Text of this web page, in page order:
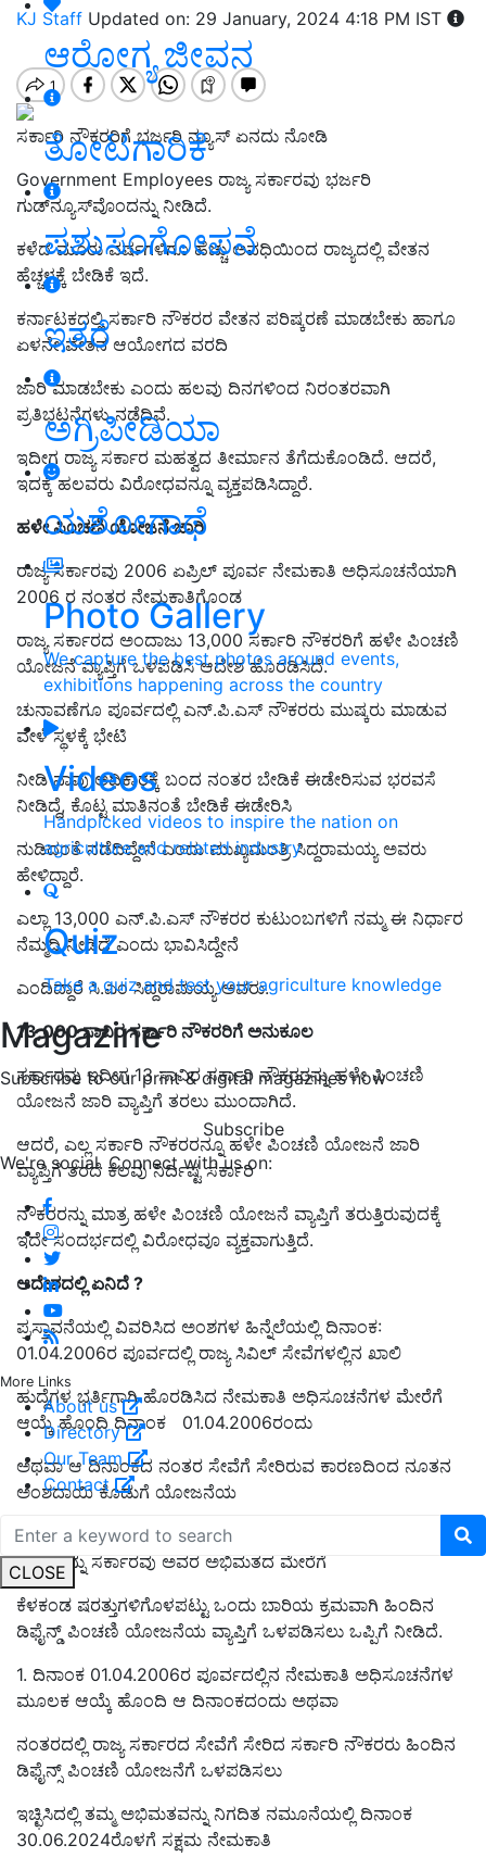
ಆರೋಗ್ಯ ಜೀವನ
ತೋಟಗಾರಿಕೆ
ಪಶುಸಂಗೋಪನೆ
ಇತರೆ
ಅಗ್ರಿಪೀಡಿಯಾ
ಯಶೋಗಾಥೆ
Photo Gallery
We capture the best photos around events,
exhibitions happening across the country
Videos
Handpicked videos to inspire the nation on
agriculture and related industry
Quiz
Take a quiz and test your agriculture knowledge
Magazine
Subscribe to our print & digital magazines now
Subscribe
We're social. Connect with us on:
More Links
About us
Directory
Our Team
Contact
CLOSE
KJ Staff Updated on: 29 January, 2024 4:18 PM IST
ಸರ್ಕಾರಿ ನೌಕರರಿಗೆ ಭರ್ಜರಿ ನ್ಯೂಸ್‌ ಏನದು ನೋಡಿ
Government Employees ರಾಜ್ಯ ಸರ್ಕಾರವು ಭರ್ಜರಿ
ಗುಡ್‌ನ್ಯೂಸ್‌ವೊಂದನ್ನು ನೀಡಿದೆ.
ಕಳೆದ ಮೂರು ವರ್ಷಗಳಿಗೂ ಹೆಚ್ಚು ಅವಧಿಯಿಂದ ರಾಜ್ಯದಲ್ಲಿ ವೇತನ
ಹೆಚ್ಚಳಕ್ಕೆ ಬೇಡಿಕೆ ಇದೆ.
ಕರ್ನಾಟಕದಲ್ಲಿ ಸರ್ಕಾರಿ ನೌಕರರ ವೇತನ ಪರಿಷ್ಕರಣೆ ಮಾಡಬೇಕು ಹಾಗೂ
ಏಳನೇ ವೇತನ ಆಯೋಗದ ವರದಿ
ಜಾರಿ ಮಾಡಬೇಕು ಎಂದು ಹಲವು ದಿನಗಳಿಂದ ನಿರಂತರವಾಗಿ
ಪ್ರತಿಭಟನೆಗಳು ನಡೆದಿವೆ.
ಇದೀಗ ರಾಜ್ಯ ಸರ್ಕಾರ ಮಹತ್ವದ ತೀರ್ಮಾನ ತೆಗೆದುಕೊಂಡಿದೆ. ಆದರೆ,
ಇದಕ್ಕೆ ಹಲವರು ವಿರೋಧವನ್ನೂ ವ್ಯಕ್ತಪಡಿಸಿದ್ದಾರೆ.
ಹಳೇ ಪಿಂಚಣಿ ಯೋಜನೆ ಜಾರಿ
ರಾಜ್ಯ ಸರ್ಕಾರವು 2006 ಏಪ್ರಿಲ್‌ ಪೂರ್ವ ನೇಮಕಾತಿ ಅಧಿಸೂಚನೆಯಾಗಿ
2006 ರ ನಂತರ ನೇಮಕಾತಿಗೊಂಡ
ರಾಜ್ಯ ಸರ್ಕಾರದ ಅಂದಾಜು 13,000 ಸರ್ಕಾರಿ ನೌಕರರಿಗೆ ಹಳೇ ಪಿಂಚಣಿ
ಯೋಜನೆ ವ್ಯಾಪ್ತಿಗೆ ಒಳಪಡಿಸಿ ಆದೇಶ ಹೊರಡಿಸಿದೆ.
ಚುನಾವಣೆಗೂ ಪೂರ್ವದಲ್ಲಿ ಎನ್.ಪಿ.ಎಸ್ ನೌಕರರು ಮುಷ್ಕರು ಮಾಡುವ
ವೇಳೆ ಸ್ಥಳಕ್ಕೆ ಭೇಟಿ
ನೀಡಿ ನಾವು ಅಧಿಕಾರಕ್ಕೆ ಬಂದ ನಂತರ ಬೇಡಿಕೆ ಈಡೇರಿಸುವ ಭರವಸೆ
ನೀಡಿದ್ದೆ, ಕೊಟ್ಟ ಮಾತಿನಂತೆ ಬೇಡಿಕೆ ಈಡೇರಿಸಿ
ನುಡಿದಂತೆ ನಡೆದಿದ್ದೇನೆ ಎಂದು ಮುಖ್ಯಮಂತ್ರಿ ಸಿದ್ದರಾಮಯ್ಯ ಅವರು
ಹೇಳಿದ್ದಾರೆ.
ಎಲ್ಲಾ 13,000 ಎನ್.ಪಿ.ಎಸ್ ನೌಕರರ ಕುಟುಂಬಗಳಿಗೆ ನಮ್ಮ ಈ ನಿರ್ಧಾರ
ನೆಮ್ಮದಿ ನೀಡಿದೆ ಎಂದು ಭಾವಿಸಿದ್ದೇನೆ
ಎಂದಿದ್ದಾರೆ ಸಿ.ಎಂ ಸಿದ್ದರಾಮಯ್ಯ ಅವರು.
13,000 ಸಾವಿರ ಸರ್ಕಾರಿ ನೌಕರರಿಗೆ ಅನುಕೂಲ
ಸರ್ಕಾರವು ಇದೀಗ 13 ಸಾವಿರ ಸರ್ಕಾರಿ ನೌಕರರನ್ನು ಹಳೇ ಪಿಂಚಣಿ
ಯೋಜನೆ ಜಾರಿ ವ್ಯಾಪ್ತಿಗೆ ತರಲು ಮುಂದಾಗಿದೆ.
ಆದರೆ, ಎಲ್ಲ ಸರ್ಕಾರಿ ನೌಕರರನ್ನೂ ಹಳೇ ಪಿಂಚಣಿ ಯೋಜನೆ ಜಾರಿ
ವ್ಯಾಪ್ತಿಗೆ ತರದೆ ಕೆಲವು ನಿರ್ದಿಷ್ಟ ಸರ್ಕಾರಿ
ನೌಕರರನ್ನು ಮಾತ್ರ ಹಳೇ ಪಿಂಚಣಿ ಯೋಜನೆ ವ್ಯಾಪ್ತಿಗೆ ತರುತ್ತಿರುವುದಕ್ಕೆ
ಇದೇ ಸಂದರ್ಭದಲ್ಲಿ ವಿರೋಧವೂ ವ್ಯಕ್ತವಾಗುತ್ತಿದೆ.
ಆದೇಶದಲ್ಲಿ ಏನಿದೆ ?
ಪ್ರಸ್ತಾವನೆಯಲ್ಲಿ ವಿವರಿಸಿದ ಅಂಶಗಳ ಹಿನ್ನೆಲೆಯಲ್ಲಿ ದಿನಾಂಕ:
01.04.2006ರ ಪೂರ್ವದಲ್ಲಿ ರಾಜ್ಯ ಸಿವಿಲ್ ಸೇವೆಗಳಲ್ಲಿನ ಖಾಲಿ
ಹುದ್ದೆಗಳ ಭರ್ತಿಗಾಗಿ ಹೊರಡಿಸಿದ ನೇಮಕಾತಿ ಅಧಿಸೂಚನೆಗಳ ಮೇರೆಗೆ
ಆಯ್ಕೆ ಹೊಂದಿ ದಿನಾಂಕ 01.04.2006ರಂದು
ಅಥವಾ ಆ ದಿನಾಂಕದ ನಂತರ ಸೇವೆಗೆ ಸೇರಿರುವ ಕಾರಣದಿಂದ ನೂತನ
ಅಂಶದಾಯಿ ಕೊಡುಗೆ ಯೋಜನೆಯ
(ರಾಷ್ಟ್ರೀಯ ಪಿಂಚಣಿ ಯೋಜನೆ) ವ್ಯಾಪ್ತಿಗೊಳಪಟ್ಟಿರುವ ಸರ್ಕಾರಿ
ನೌಕರರನ್ನು ಸರ್ಕಾರವು ಅವರ ಅಭಿಮತದ ಮೇರೆಗೆ
ಕೆಳಕಂಡ ಷರತ್ತುಗಳಿಗೊಳಪಟ್ಟು ಒಂದು ಬಾರಿಯ ಕ್ರಮವಾಗಿ ಹಿಂದಿನ
ಡಿಫೈನ್ಡ್‌ ಪಿಂಚಣಿ ಯೋಜನೆಯ ವ್ಯಾಪ್ತಿಗೆ ಒಳಪಡಿಸಲು ಒಪ್ಪಿಗೆ ನೀಡಿದೆ.
1. ದಿನಾಂಕ 01.04.2006ರ ಪೂರ್ವದಲ್ಲಿನ ನೇಮಕಾತಿ ಅಧಿಸೂಚನೆಗಳ
ಮೂಲಕ ಆಯ್ಕೆ ಹೊಂದಿ ಆ ದಿನಾಂಕದಂದು ಅಥವಾ
ನಂತರದಲ್ಲಿ ರಾಜ್ಯ ಸರ್ಕಾರದ ಸೇವೆಗೆ ಸೇರಿದ ಸರ್ಕಾರಿ ನೌಕರರು ಹಿಂದಿನ
ಡಿಫೈನ್ಸ್ ಪಿಂಚಣಿ ಯೋಜನೆಗೆ ಒಳಪಡಿಸಲು
ಇಚ್ಛಿಸಿದಲ್ಲಿ ತಮ್ಮ ಅಭಿಮತವನ್ನು ನಿಗದಿತ ನಮೂನೆಯಲ್ಲಿ ದಿನಾಂಕ
30.06.2024ರೊಳಗೆ ಸಕ್ಷಮ ನೇಮಕಾತಿ